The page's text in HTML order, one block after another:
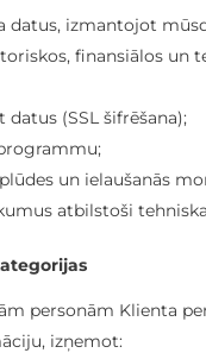
datus, izmantojot
finansiālos
datus (SSL šifrēšana);
un ielaušanās
atbilstoši
personām Klienta
izņemot: